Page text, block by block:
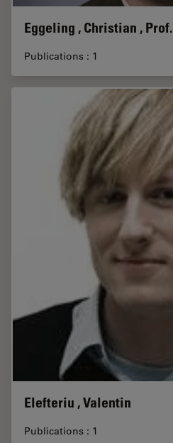
Eggeling , Christian , Prof.
Publications : 1
Elefteriu , Valentin
Publications : 1